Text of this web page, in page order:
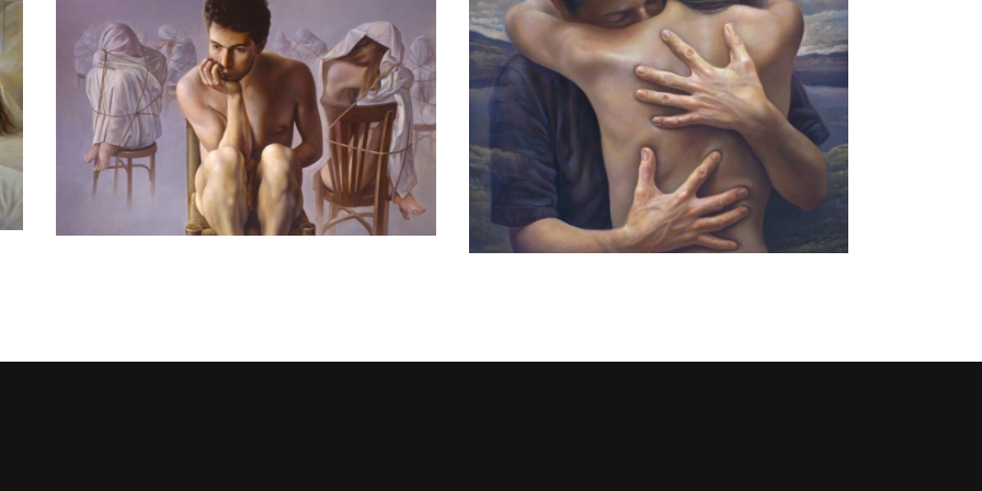
Poblada soledad
pinturas Pasión I
pinturas